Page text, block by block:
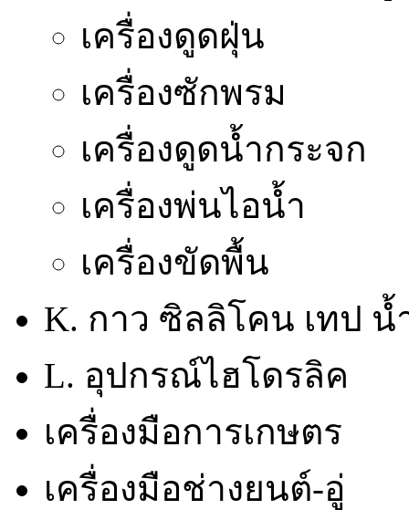
เครื่องดูดฝุ่น
เครื่องซักพรม
เครื่องดูดน้ำกระจก
เครื่องพ่นไอน้ำ
เครื่องขัดพื้น
K. กาว ซิลลิโคน เทป น้
L. อุปกรณ์ไฮโดรลิค
เครื่องมือการเกษตร
เครื่องมือช่างยนต์-อู่